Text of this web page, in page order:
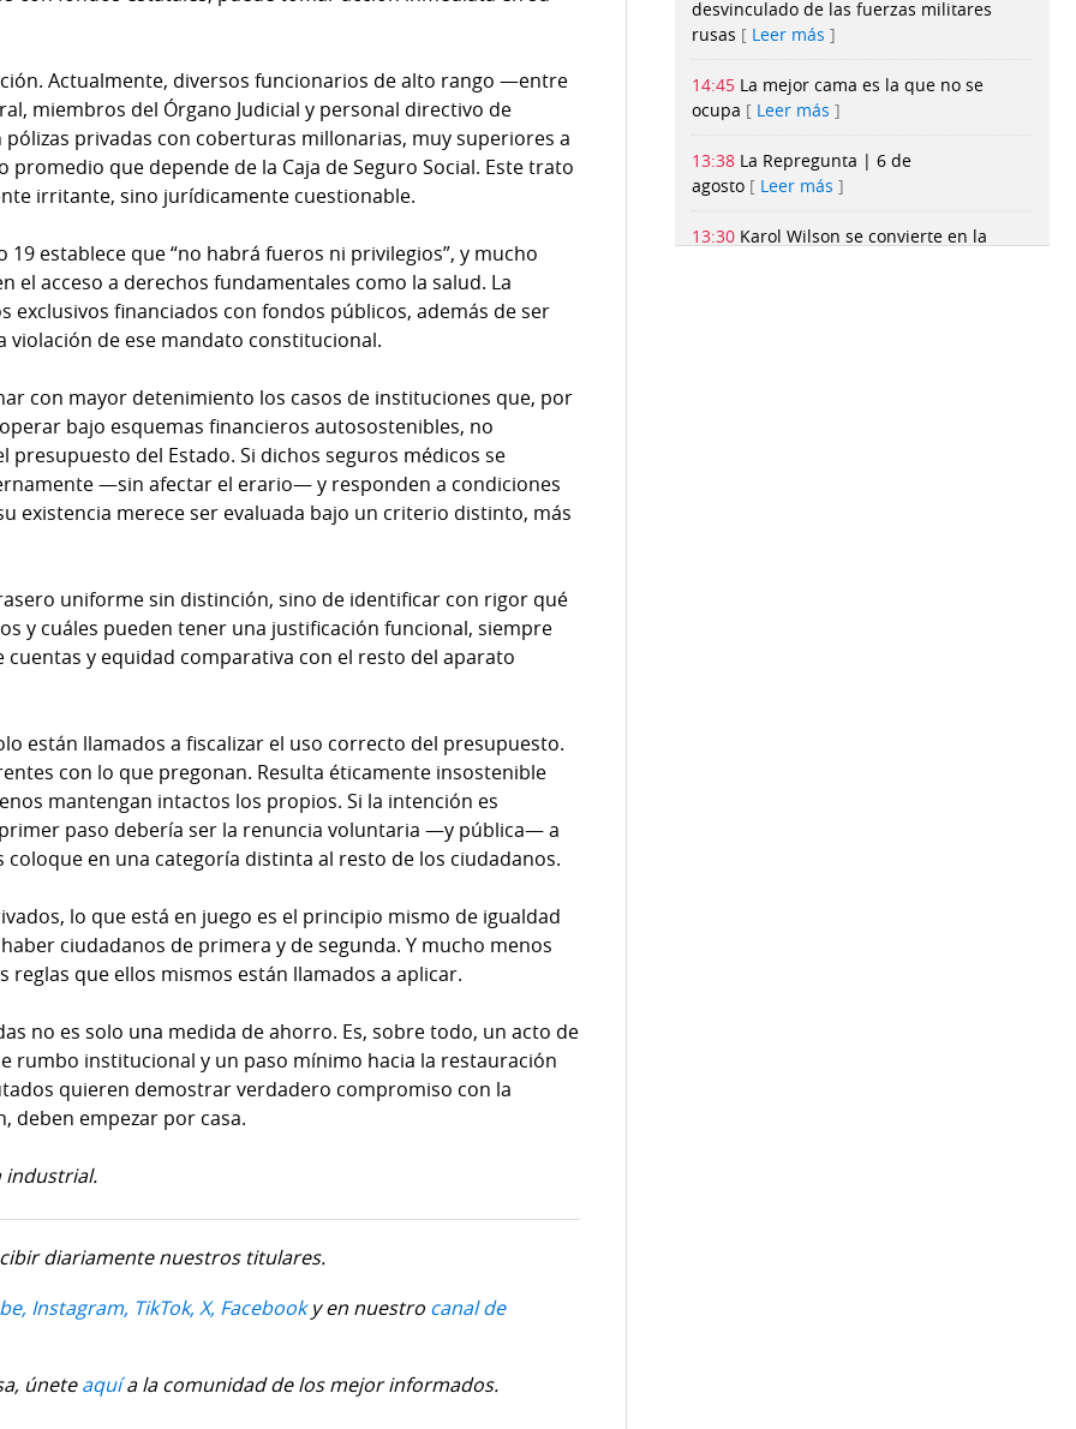
Actualmente, diversos funcionarios de alto rango —entre
miembros del Órgano Judicial y personal directivo de
privadas con coberturas millonarias, muy superiores a
que depende de la Caja de Seguro Social. Este trato
irritante, sino jurídicamente cuestionable.
establece que “no habrá fueros ni privilegios”, y mucho
el acceso a derechos fundamentales como la salud. La
exclusivos financiados con fondos públicos, además de ser
de ese mandato constitucional.
con mayor detenimiento los casos de instituciones que, por
bajo esquemas financieros autosostenibles, no
del Estado. Si dichos seguros médicos se
—sin afectar el erario— y responden a condiciones
existencia merece ser evaluada bajo un criterio distinto, más
uniforme sin distinción, sino de identificar con rigor qué
y cuáles pueden tener una justificación funcional, siempre
y equidad comparativa con el resto del aparato
están llamados a fiscalizar el uso correcto del presupuesto.
con lo que pregonan. Resulta éticamente insostenible
mantengan intactos los propios. Si la intención es
paso debería ser la renuncia voluntaria —y pública— a
en una categoría distinta al resto de los ciudadanos.
lo que está en juego es el principio mismo de igualdad
ciudadanos de primera y de segunda. Y mucho menos
que ellos mismos están llamados a aplicar.
no es solo una medida de ahorro. Es, sobre todo, un acto de
rumbo institucional y un paso mínimo hacia la restauración
quieren demostrar verdadero compromiso con la
deben empezar por casa.
industrial.
diariamente nuestros titulares.
Instagram, TikTok, X, Facebooky en nuestro canal de
úneteaquía la comunidad de los mejor informados.
desvinculado de las fuerzas militares
rusas
Leer más
14:45 La mejor cama es la que no se
ocupa
Leer más
13:38 La Repregunta | 6 de
agosto
Leer más
13:30 Karol Wilson se convierte en la